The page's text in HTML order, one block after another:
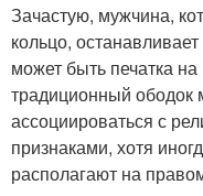
Зачастую, мужчина,
кольцо,
может быть печатка
традиционный ободок
ассоциироваться с
признаками, хотя
располагают на